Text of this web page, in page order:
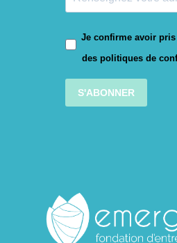
Je confirme avoir
des politiques de
S'ABONNER